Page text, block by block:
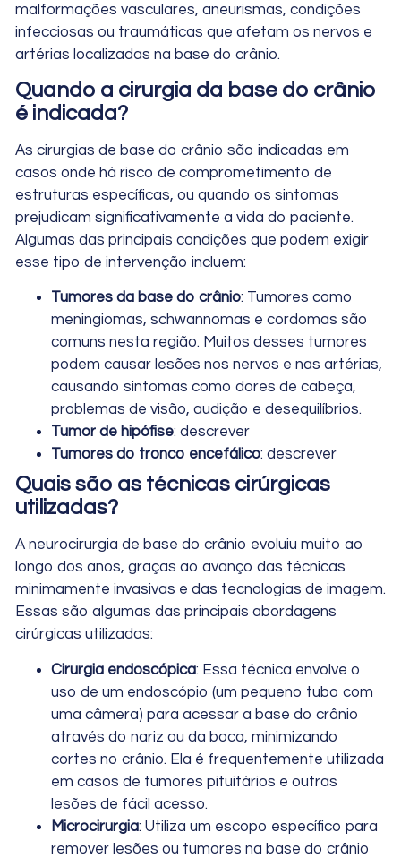
malformações vasculares, aneurismas, condições
infecciosas ou traumáticas que afetam os nervos e
artérias localizadas na base do crânio.
Quando a cirurgia da base do crânio
é indicada?
As cirurgias de base do crânio são indicadas em
casos onde há risco de comprometimento de
estruturas específicas, ou quando os sintomas
prejudicam significativamente a vida do paciente.
Algumas das principais condições que podem exigir
esse tipo de intervenção incluem:
Tumores da base do crânio: Tumores como
meningiomas, schwannomas e cordomas são
comuns nesta região. Muitos desses tumores
podem causar lesões nos nervos e nas artérias,
causando sintomas como dores de cabeça,
problemas de visão, audição e desequilíbrios.
Tumor de hipófise: descrever
Tumores do tronco encefálico: descrever
Quais são as técnicas cirúrgicas
utilizadas?
A neurocirurgia de base do crânio evoluiu muito ao
longo dos anos, graças ao avanço das técnicas
minimamente invasivas e das tecnologias de imagem.
Essas são algumas das principais abordagens
cirúrgicas utilizadas:
Cirurgia endoscópica: Essa técnica envolve o
uso de um endoscópio (um pequeno tubo com
uma câmera) para acessar a base do crânio
através do nariz ou da boca, minimizando
cortes no crânio. Ela é frequentemente utilizada
em casos de tumores pituitários e outras
lesões de fácil acesso.
Microcirurgia: Utiliza um escopo específico para
remover lesões ou tumores na base do crânio